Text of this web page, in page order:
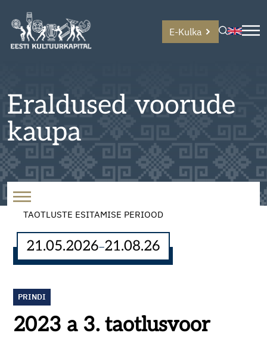
E-Kulka
Eraldused voorude
kaupa
TAOTLUSTE ESITAMISE PERIOOD
21.05.2026–21.08.26
PRINDI
2023 a 3. taotlusvoor